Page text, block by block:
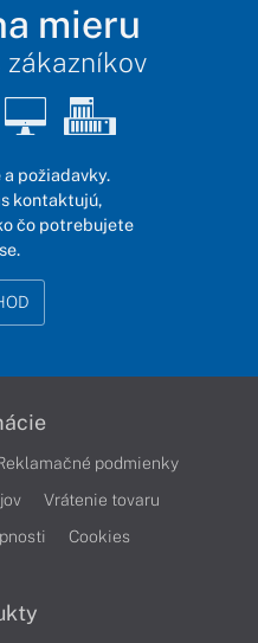
mieru
požiadavky.
kontaktujú,
čo potrebujete
podmienky
Vrátenie tovaru
Cookies